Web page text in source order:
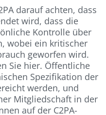
darauf achten, dass
wird, dass die
Kontrolle über
wobei ein kritischer
geworfen wird.
Sie hier. Öffentliche
Spezifikation der
werden, und
Mitgliedschaft in der
auf der C2PA-